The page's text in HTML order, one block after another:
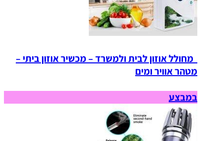
מחולל אוזון לבית ולמשרד – מכשיר אוזון ביתי –
מטהר אוויר ומים
במבצע